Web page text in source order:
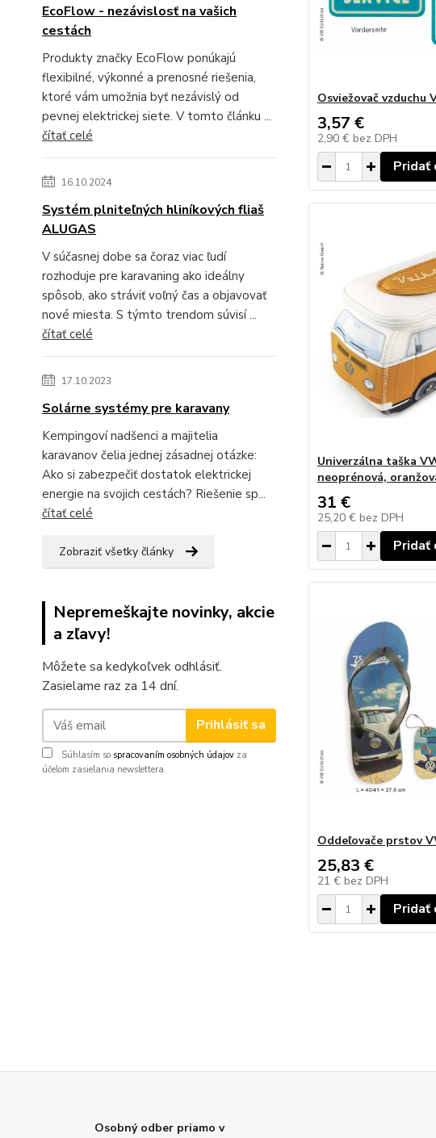
EcoFlow - nezávislosť na vašich
cestách
Produkty značky EcoFlow ponúkajú
flexibilné, výkonné a prenosné riešenia,
ktoré vám umožnia byť nezávislý od
pevnej elektrickej siete. V tomto článku ...
čítať celé
16.10.2024
Systém plniteľných hliníkových fliaš
ALUGAS
V súčasnej dobe sa čoraz viac ľudí
rozhoduje pre karavaning ako ideálny
spôsob, ako stráviť voľný čas a objavovať
nové miesta. S týmto trendom súvisí ...
čítať celé
17.10.2023
Solárne systémy pre karavany
Kempingoví nadšenci a majitelia
karavanov čelia jednej zásadnej otázke:
Ako si zabezpečiť dostatok elektrickej
energie na svojich cestách? Riešenie sp...
čítať celé
Zobraziť všetky články
Nepremeškajte novinky, akcie
a zľavy!
Môžete sa kedykoľvek odhlásiť.
Zasielame raz za 14 dní.
Prihlásiť sa
Súhlasím so spracovaním osobných údajov za
účelom zasielania newslettera.
Osviežovač vzduchu
3,57 €
2,90 € bez DPH
Pridať
Univerzálna taška
neoprénová,
31 €
25,20 € bez DPH
Pridať
Oddeľovače prstov
25,83 €
21 € bez DPH
Pridať
Osobný odber priamo v